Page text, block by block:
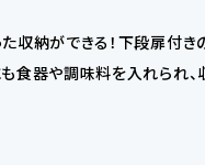
収納ができる！下段扉付き
食器や調味料を入れられ